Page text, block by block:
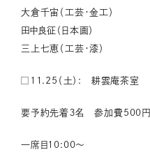
大倉千宙（工芸・金工）
田中良征（日本画）
三上七恵（工芸・漆）
□11.25（土）: 耕雲庵茶室
要予約先着３名 参加費500円
一席目10:00〜